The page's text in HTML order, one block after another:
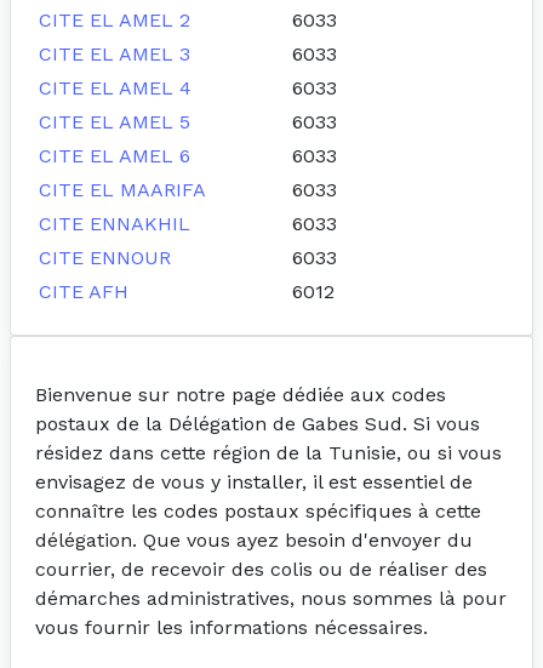
CITE EL AMEL 2
6033
CITE EL AMEL 3
6033
CITE EL AMEL 4
6033
CITE EL AMEL 5
6033
CITE EL AMEL 6
6033
CITE EL MAARIFA
6033
CITE ENNAKHIL
6033
CITE ENNOUR
6033
CITE AFH
6012
Bienvenue sur notre page dédiée aux codes
postaux de la Délégation de Gabes Sud. Si vous
résidez dans cette région de la Tunisie, ou si vous
envisagez de vous y installer, il est essentiel de
connaître les codes postaux spécifiques à cette
délégation. Que vous ayez besoin d'envoyer du
courrier, de recevoir des colis ou de réaliser des
démarches administratives, nous sommes là pour
vous fournir les informations nécessaires.